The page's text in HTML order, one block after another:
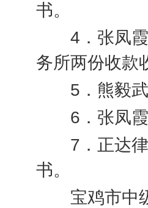
书。
4 ．张凤
务所两份收款
5 ．熊毅
6 ．张凤
7 ．正达
书。
宝鸡市中级